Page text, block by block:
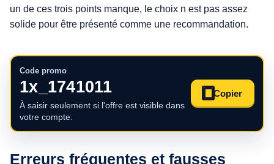
un de ces trois points manque, le choix n est pas assez
solide pour être présenté comme une recommandation.
Code promo
1x_1741011
À saisir seulement si l'offre est visible dans
votre compte.
Copier
Erreurs fréquentes et fausses